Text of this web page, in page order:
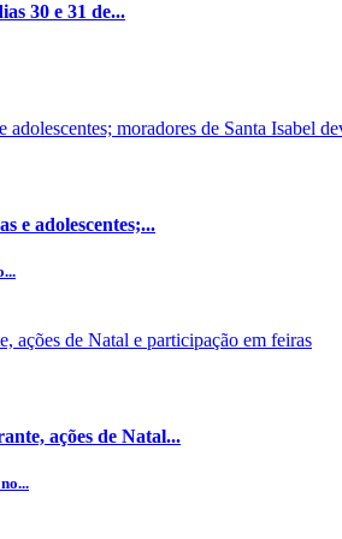
30 e 31 de...
e adolescentes;...
ações de Natal...